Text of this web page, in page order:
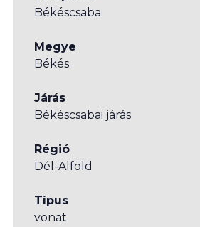
Békéscsaba
Megye
Békés
Járás
Békéscsabai járás
Régió
Dél-Alföld
Típus
vonat